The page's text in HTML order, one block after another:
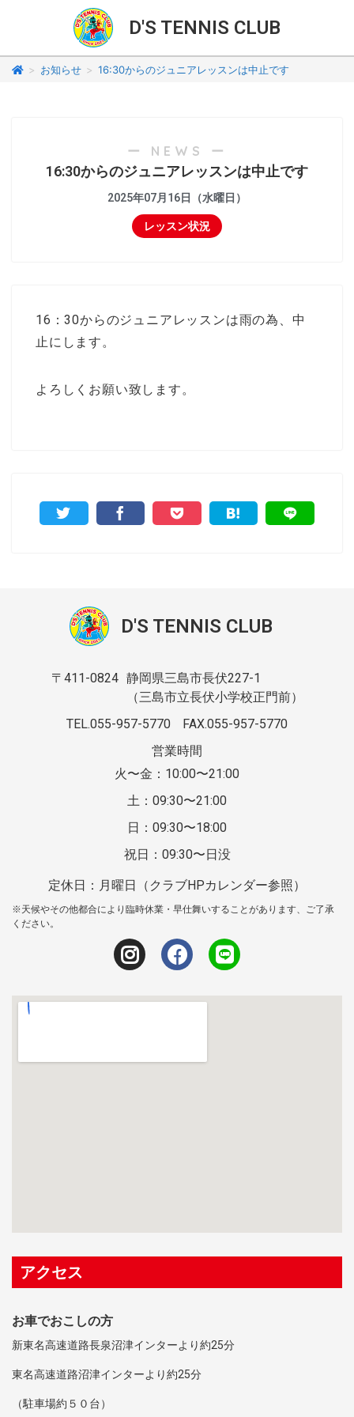
D'S TENNIS CLUB
> お知らせ > 16:30からのジュニアレッスンは中止です
ー NEWS ー
16:30からのジュニアレッスンは中止です
2025年07月16日（水曜日）
レッスン状況
16：30からのジュニアレッスンは雨の為、中
止にします。
よろしくお願い致します。
D'S TENNIS CLUB
〒411-0824 静岡県三島市長伏227-1
（三島市立長伏小学校正門前）
TEL.055-957-5770
FAX.055-957-5770
営業時間
火〜金：10:00〜21:00
土：09:30〜21:00
日：09:30〜18:00
祝日：09:30〜日没
定休日：月曜日（クラブHPカレンダー参照）
※天候やその他都合により臨時休業・早仕舞いすることがあります、ご了承
ください。
アクセス
お車でおこしの方
新東名高速道路長泉沼津インターより約25分
東名高速道路沼津インターより約25分
（駐車場約５０台）